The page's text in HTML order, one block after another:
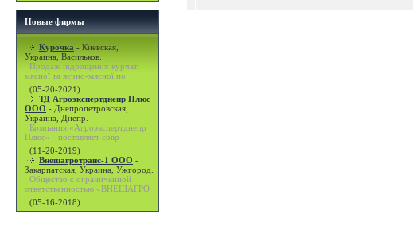
Новые фирмы
Курочка - Киевская,
Украина, Васильков.
Продаж підрощених курчат
мясної та яєчно-мясної по
(05-20-2021)
ТД Агроэкспертднепр Плюс
ООО - Днепропетровская,
Украина, Днепр.
Компания «Агроэкспертднепр
Плюс» - поставляет совр
(11-20-2019)
Внешагротранс-1 ООО -
Закарпатская, Украина, Ужгород.
Общество с ограниченной
ответственностью «ВНЕШАГРО
(05-16-2018)